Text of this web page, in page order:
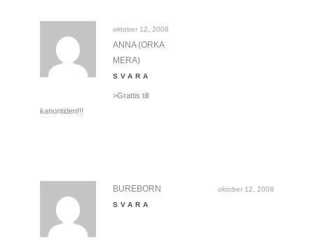
oktober 12, 2008
ANNA (ORKA
MERA)
SVARA
>Grattis till
kanontiden!!!
oktober 12, 2008
BUREBORN
SVARA